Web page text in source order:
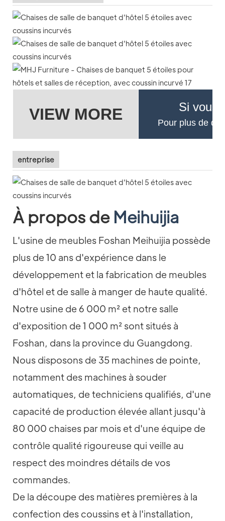
VIEW MORE Si vous
Pour plus de
entreprise
À propos de Meihuijia
L'usine de meubles Foshan Meihuijia possède
plus de 10 ans d'expérience dans le
développement et la fabrication de meubles
d'hôtel et de salle à manger de haute qualité.
Notre usine de 6 000 m² et notre salle
d'exposition de 1 000 m² sont situés à
Foshan, dans la province du Guangdong.
Nous disposons de 35 machines de pointe,
notamment des machines à souder
automatiques, de techniciens qualifiés, d'une
capacité de production élevée allant jusqu'à
80 000 chaises par mois et d'une équipe de
contrôle qualité rigoureuse qui veille au
respect des moindres détails de vos
commandes.
De la découpe des matières premières à la
confection des coussins et à l'installation,